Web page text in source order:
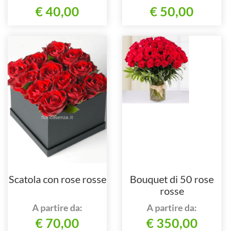
€ 40,00 € 50,00
Scatola con rose rosse
A partire da:
€ 70,00
Bouquet di 50 rose
rosse
A partire da:
€ 350,00